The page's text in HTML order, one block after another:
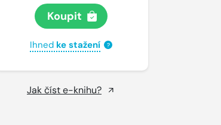
Koupit
Ihned ke stažení ?
Jak číst e-knihu?